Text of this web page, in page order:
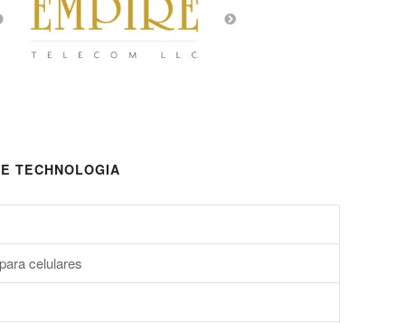
TECHNOLOGIA
celulares